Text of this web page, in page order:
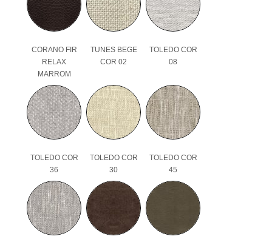
CORANO FIR
RELAX
MARROM
TUNES BEGE
COR 02
TOLEDO COR
08
TOLEDO COR
36
TOLEDO COR
30
TOLEDO COR
45